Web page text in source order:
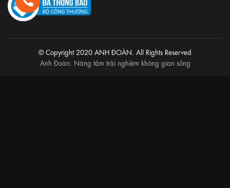
© Copyright 2020 ANH ĐOÀN. All Rights Reserved
Anh Đoàn: Nâng tầm trải nghiệm không gian sống